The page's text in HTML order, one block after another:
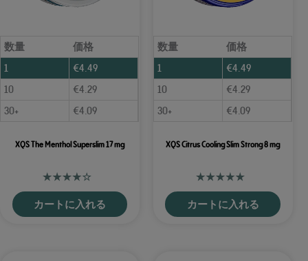
数量
価格
1
€4.49
10
€4.29
30+
€4.09
XQS The Menthol Superslim 17 mg
カートに入れる
数量
価格
1
€4.49
10
€4.29
30+
€4.09
XQS Citrus Cooling Slim Strong 8 mg
カートに入れる